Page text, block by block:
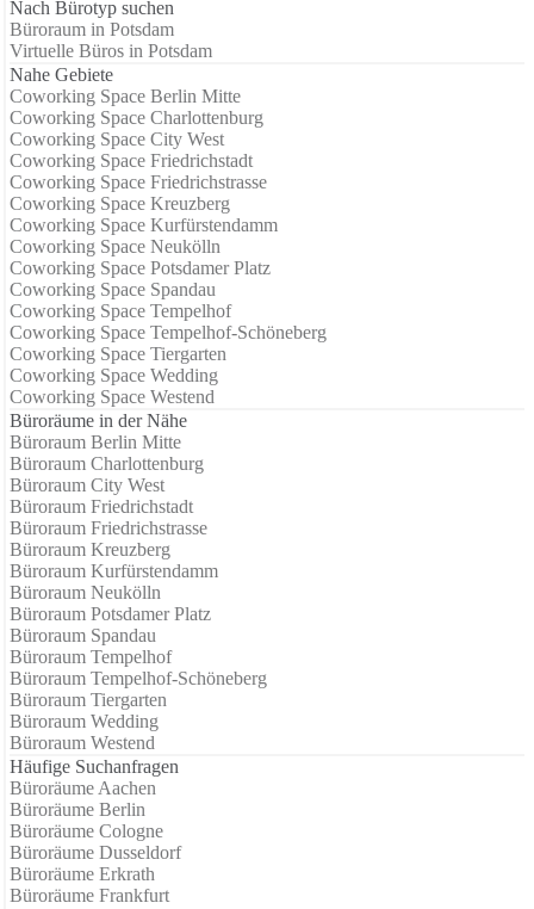
Nach Bürotyp suchen
Büroraum in Potsdam
Virtuelle Büros in Potsdam
Nahe Gebiete
Coworking Space Berlin Mitte
Coworking Space Charlottenburg
Coworking Space City West
Coworking Space Friedrichstadt
Coworking Space Friedrichstrasse
Coworking Space Kreuzberg
Coworking Space Kurfürstendamm
Coworking Space Neukölln
Coworking Space Potsdamer Platz
Coworking Space Spandau
Coworking Space Tempelhof
Coworking Space Tempelhof-Schöneberg
Coworking Space Tiergarten
Coworking Space Wedding
Coworking Space Westend
Büroräume in der Nähe
Büroraum Berlin Mitte
Büroraum Charlottenburg
Büroraum City West
Büroraum Friedrichstadt
Büroraum Friedrichstrasse
Büroraum Kreuzberg
Büroraum Kurfürstendamm
Büroraum Neukölln
Büroraum Potsdamer Platz
Büroraum Spandau
Büroraum Tempelhof
Büroraum Tempelhof-Schöneberg
Büroraum Tiergarten
Büroraum Wedding
Büroraum Westend
Häufige Suchanfragen
Büroräume Aachen
Büroräume Berlin
Büroräume Cologne
Büroräume Dusseldorf
Büroräume Erkrath
Büroräume Frankfurt